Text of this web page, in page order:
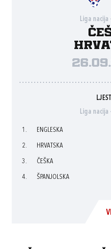
Liga nacija
Liga nacija
1. ENGLESKA
2. HRVATSKA
3. ČEŠKA
4. ŠPANJOLSKA